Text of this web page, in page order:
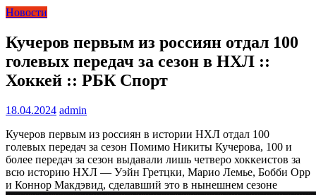
Новости
Кучеров первым из россиян отдал 100
голевых передач за сезон в НХЛ ::
Хоккей :: РБК Спорт
18.04.2024 admin
Кучеров первым из россиян в истории НХЛ отдал 100
голевых передач за сезон Помимо Никиты Кучерова, 100 и
более передач за сезон выдавали лишь четверо хоккеистов за
всю историю НХЛ — Уэйн Гретцки, Марио Лемье, Бобби Орр
и Коннор Макдэвид, сделавший это в нынешнем сезоне